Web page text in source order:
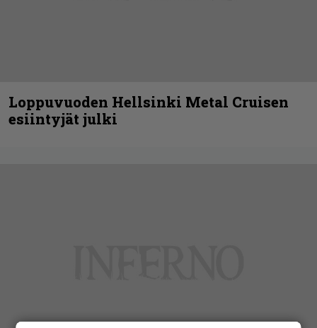
Loppuvuoden Hellsinki Metal Cruisen
esiintyjät julki